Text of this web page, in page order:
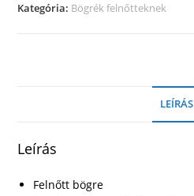
Kategória: Bögrék felnőtteknek
LEÍRÁS
Leírás
Felnőtt bögre